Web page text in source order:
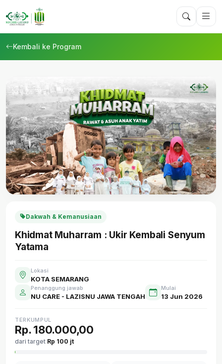
Kembali ke Program
Dakwah & Kemanusiaan
Khidmat Muharram : Ukir Kembali Senyum
Yatama
Lokasi
KOTA SEMARANG
Penanggung jawab
NU CARE - LAZISNU JAWA TENGAH
Mulai
13 Jun 2026
TERKUMPUL
Rp. 180.000,00
dari target Rp 100 jt